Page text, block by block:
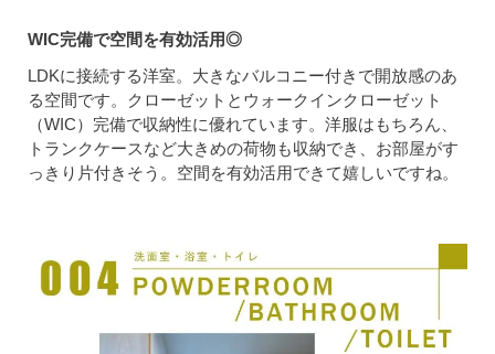
WIC完備で空間を有効活用◎
LDKに接続する洋室。大きなバルコニー付きで開放感のあ
る空間です。クローゼットとウォークインクローゼット
（WIC）完備で収納性に優れています。洋服はもちろん、
トランクケースなど大きめの荷物も収納でき、お部屋がす
っきり片付きそう。空間を有効活用できて嬉しいですね。